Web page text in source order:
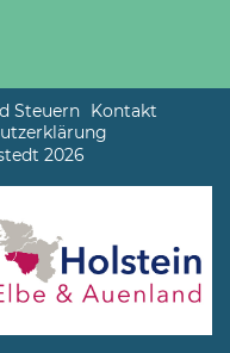
Steuern Kontakt
2026